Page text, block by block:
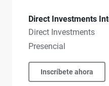
Direct Investments
Direct Investments
Presencial
Inscríbete ahora